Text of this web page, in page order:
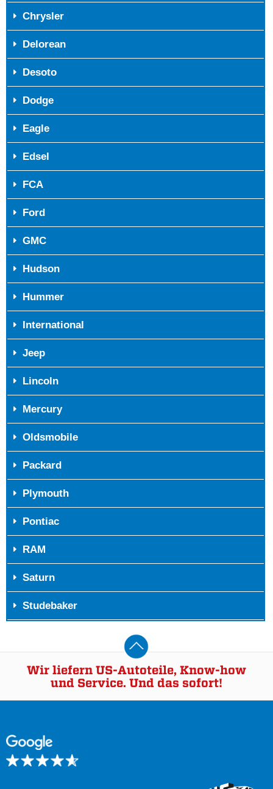
Chrysler
Delorean
Desoto
Dodge
Eagle
Edsel
FCA
Ford
GMC
Hudson
Hummer
International
Jeep
Lincoln
Mercury
Oldsmobile
Packard
Plymouth
Pontiac
RAM
Saturn
Studebaker
Wir liefern US-Autoteile, Know-how
und Service. Und das sofort!